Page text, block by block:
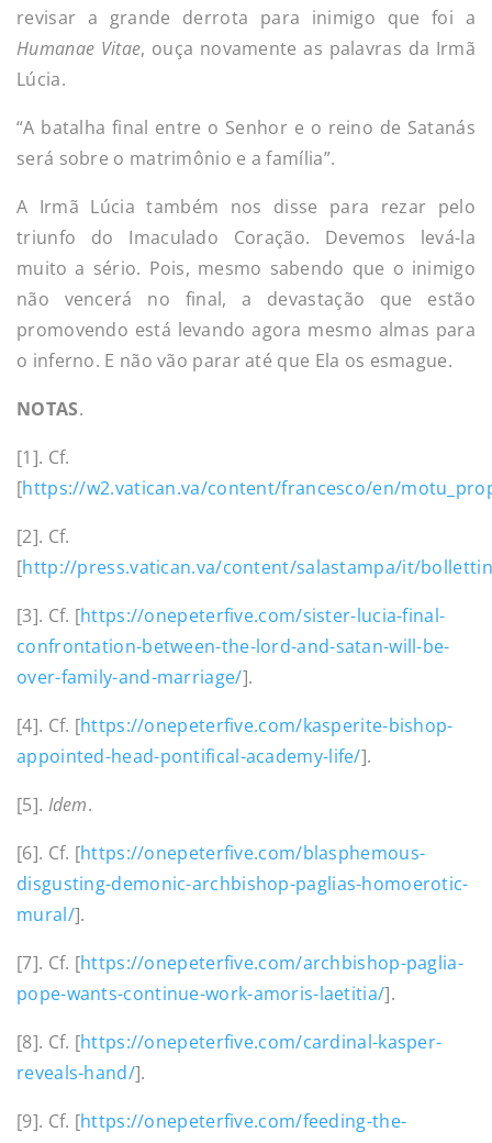
revisar a grande derrota para inimigo que foi a
Humanae Vitae, ouça novamente as palavras da Irmã
Lúcia.
“A batalha final entre o Senhor e o reino de Satanás
será sobre o matrimônio e a família”.
A Irmã Lúcia também nos disse para rezar pelo
triunfo do Imaculado Coração. Devemos levá-la
muito a sério. Pois, mesmo sabendo que o inimigo
não vencerá no final, a devastação que estão
promovendo está levando agora mesmo almas para
o inferno. E não vão parar até que Ela os esmague.
NOTAS.
[1]. Cf.
[https://w2.vatican.va/content/francesco/en/
[2]. Cf.
[http://press.vatican.va/content/salastampa/it/
[3]. Cf. [https://onepeterfive.com/sister-lucia-final-
confrontation-between-the-lord-and-satan-will-be-
over-family-and-marriage/].
[4]. Cf. [https://onepeterfive.com/kasperite-bishop-
appointed-head-pontifical-academy-life/].
[5]. Idem.
[6]. Cf. [https://onepeterfive.com/blasphemous-
disgusting-demonic-archbishop-paglias-homoerotic-
mural/].
[7]. Cf. [https://onepeterfive.com/archbishop-paglia-
pope-wants-continue-work-amoris-laetitia/].
[8]. Cf. [https://onepeterfive.com/cardinal-kasper-
reveals-hand/].
[9]. Cf. [https://onepeterfive.com/feeding-the-